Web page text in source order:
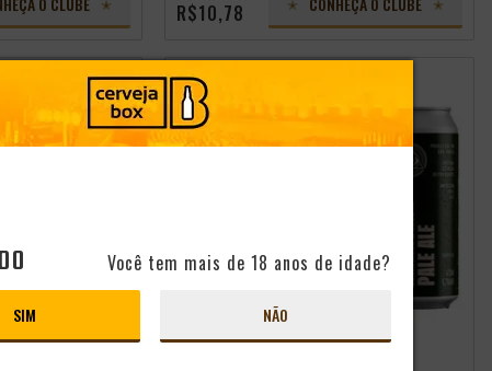
R$10,78
- 34%
Você tem mais de 18 anos de idade?
SIM NÃO